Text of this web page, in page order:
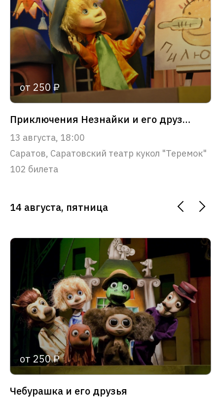
от 250 ₽
Приключения Незнайки и его друзей
13 августа, 18:00
Саратов, Саратовский театр кукол "Теремок"
102 билета
14 августа, пятница
от 250 ₽
Чебурашка и его друзья